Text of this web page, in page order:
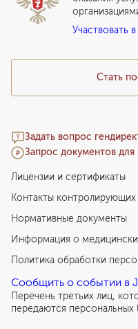
Подарочный сертификат EMC
Медицинский туризм
Стать
Задать вопрос
Запрос документов для
Участвовать
Лицензии и сертификаты
Контакты контролирующих
Нормативные документы
Информация о
Политика обработки
Сообщить о событии в
Перечень третьих лиц,
передаются персональных